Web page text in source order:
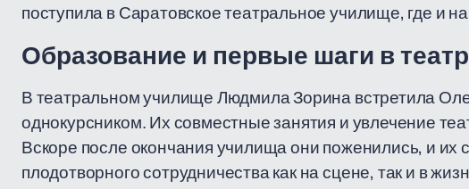
поступила в Саратовское театральное училище, где и
Образование и первые шаги в
В театральном училище Людмила Зорина встретила
однокурсником. Их совместные занятия и увлечение
Вскоре после окончания училища они поженились, и их
плодотворного сотрудничества как на сцене, так и в